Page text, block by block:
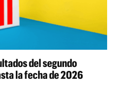
del segundo
la fecha de 2026